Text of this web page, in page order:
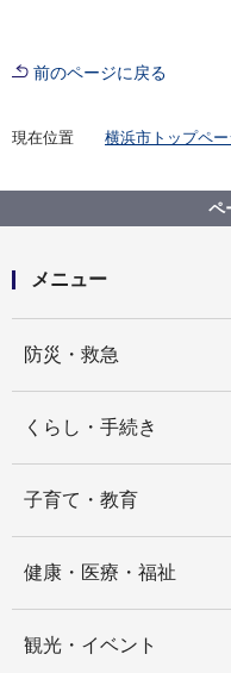
前のページに戻る
現在位置 横浜市トップペー
環境・省エネに
長期優良住宅の認
ペ
メニュー
防災・救急
くらし・手続き
子育て・教育
健康・医療・福祉
観光・イベント